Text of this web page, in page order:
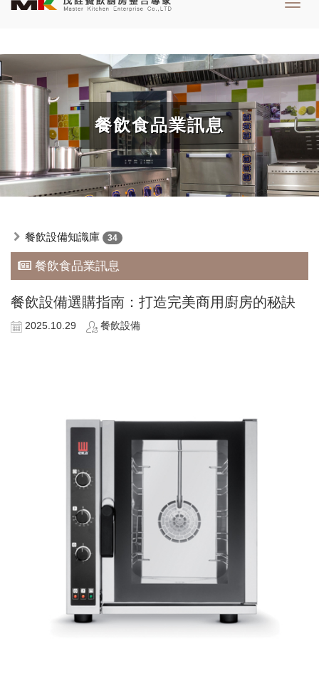
餐飲食品業訊息
餐飲設備知識庫 34
餐飲食品業訊息
餐飲設備選購指南：打造完美商用廚房的秘訣
2025.10.29 餐飲設備